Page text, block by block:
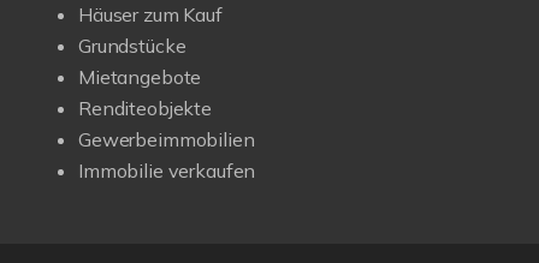
Häuser zum Kauf
Grundstücke
Mietangebote
Renditeobjekte
Gewerbeimmobilien
Immobilie verkaufen